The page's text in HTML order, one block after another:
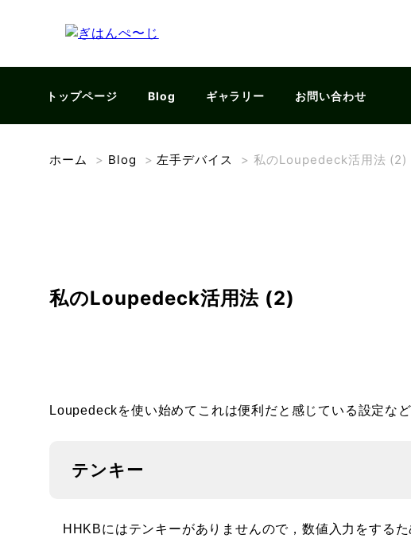
トップページ Blog ギャラリー お問い合わせ
ホーム > Blog >左手デバイス > 私のLoupedeck活用法 (2)
私のLoupedeck活用法 (2)
Loupedeckを使い始めてこれは便利だと感じている設定な
テンキー
HHKBにはテンキーがありませんので，数値入力をする